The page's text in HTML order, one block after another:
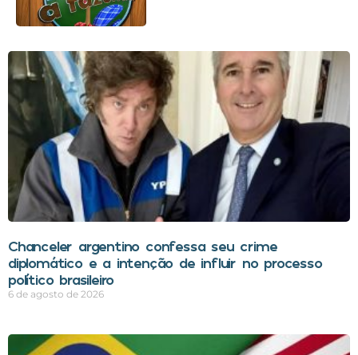
Chanceler argentino confessa seu crime
diplomático e a intenção de influir no processo
político brasileiro
6 de agosto de 2026